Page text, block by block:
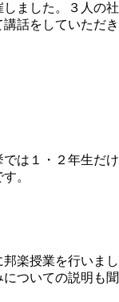
ました。３人の
話をしていただ
は１・２年生だ
。
楽授業を行いま
ついての説明も